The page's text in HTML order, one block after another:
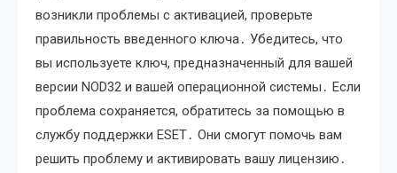
возникли проблемы с активацией, проверьте
правильность введенного ключа․ Убедитесь, что
вы используете ключ, предназначенный для вашей
версии NOD32 и вашей операционной системы․ Если
проблема сохраняется, обратитесь за помощью в
службу поддержки ESET․ Они смогут помочь вам
решить проблему и активировать вашу лицензию․